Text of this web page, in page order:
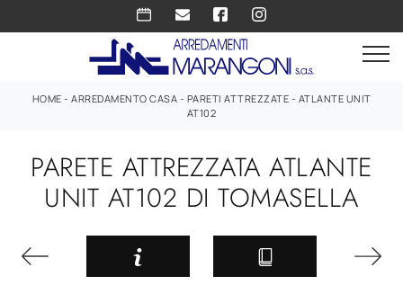
HOME - ARREDAMENTO CASA - PARETI ATTREZZATE - ATLANTE UNIT
AT102
PARETE ATTREZZATA ATLANTE
UNIT AT102 DI TOMASELLA